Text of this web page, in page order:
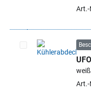
Art.-
Artikel auswählen
weiß
Art.-